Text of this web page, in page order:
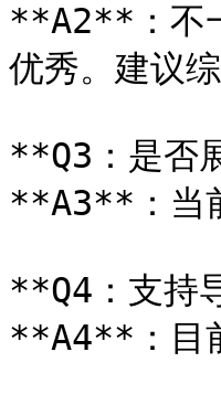
**A2**：不
优秀。建议
**Q3：是否
**A3**：当
**Q4：支